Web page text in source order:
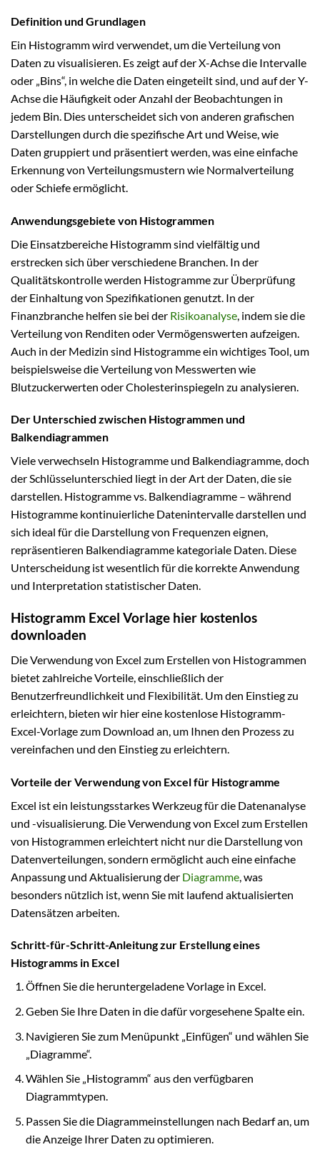
Definition und Grundlagen
Ein Histogramm wird verwendet, um die Verteilung von
Daten zu visualisieren. Es zeigt auf der X-Achse die Intervalle
oder „Bins“, in welche die Daten eingeteilt sind, und auf der Y-
Achse die Häufigkeit oder Anzahl der Beobachtungen in
jedem Bin. Dies unterscheidet sich von anderen grafischen
Darstellungen durch die spezifische Art und Weise, wie
Daten gruppiert und präsentiert werden, was eine einfache
Erkennung von Verteilungsmustern wie Normalverteilung
oder Schiefe ermöglicht.
Anwendungsgebiete von Histogrammen
Die Einsatzbereiche Histogramm sind vielfältig und
erstrecken sich über verschiedene Branchen. In der
Qualitätskontrolle werden Histogramme zur Überprüfung
der Einhaltung von Spezifikationen genutzt. In der
Finanzbranche helfen sie bei der Risikoanalyse , indem sie die
Verteilung von Renditen oder Vermögenswerten aufzeigen.
Auch in der Medizin sind Histogramme ein wichtiges Tool, um
beispielsweise die Verteilung von Messwerten wie
Blutzuckerwerten oder Cholesterinspiegeln zu analysieren.
Der Unterschied zwischen Histogrammen und
Balkendiagrammen
Viele verwechseln Histogramme und Balkendiagramme, doch
der Schlüsselunterschied liegt in der Art der Daten, die sie
darstellen. Histogramme vs. Balkendiagramme – während
Histogramme kontinuierliche Datenintervalle darstellen und
sich ideal für die Darstellung von Frequenzen eignen,
repräsentieren Balkendiagramme kategoriale Daten. Diese
Unterscheidung ist wesentlich für die korrekte Anwendung
und Interpretation statistischer Daten.
Histogramm Excel Vorlage hier kostenlos
downloaden
Die Verwendung von Excel zum Erstellen von Histogrammen
bietet zahlreiche Vorteile, einschließlich der
Benutzerfreundlichkeit und Flexibilität. Um den Einstieg zu
erleichtern, bieten wir hier eine kostenlose Histogramm-
Excel-Vorlage zum Download an, um Ihnen den Prozess zu
vereinfachen und den Einstieg zu erleichtern.
Vorteile der Verwendung von Excel für Histogramme
Excel ist ein leistungsstarkes Werkzeug für die Datenanalyse
und -visualisierung. Die Verwendung von Excel zum Erstellen
von Histogrammen erleichtert nicht nur die Darstellung von
Datenverteilungen, sondern ermöglicht auch eine einfache
Anpassung und Aktualisierung der Diagramme , was
besonders nützlich ist, wenn Sie mit laufend aktualisierten
Datensätzen arbeiten.
Schritt-für-Schritt-Anleitung zur Erstellung eines
Histogramms in Excel
Öffnen Sie die heruntergeladene Vorlage in Excel.
Geben Sie Ihre Daten in die dafür vorgesehene Spalte ein.
Navigieren Sie zum Menüpunkt „Einfügen“ und wählen Sie
„Diagramme“.
Wählen Sie „Histogramm“ aus den verfügbaren
Diagrammtypen.
Passen Sie die Diagrammeinstellungen nach Bedarf an, um
die Anzeige Ihrer Daten zu optimieren.